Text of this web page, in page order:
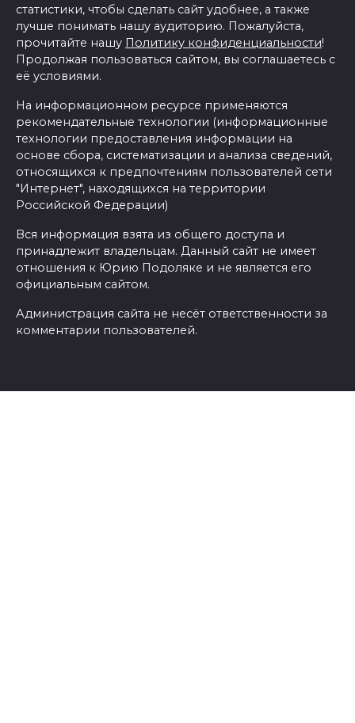
статистики, чтобы сделать сайт удобнее, а также
лучше понимать нашу аудиторию. Пожалуйста,
прочитайте нашу Политику конфиденциальности!
Продолжая пользоваться сайтом, вы соглашаетесь с
её условиями.
На информационном ресурсе применяются
рекомендательные технологии (информационные
технологии предоставления информации на
основе сбора, систематизации и анализа сведений,
относящихся к предпочтениям пользователей сети
"Интернет", находящихся на территории
Российской Федерации)
Вся информация взята из общего доступа и
принадлежит владельцам. Данный сайт не имеет
отношения к Юрию Подоляке и не является его
официальным сайтом.
Администрация сайта не несёт ответственности за
комментарии пользователей.